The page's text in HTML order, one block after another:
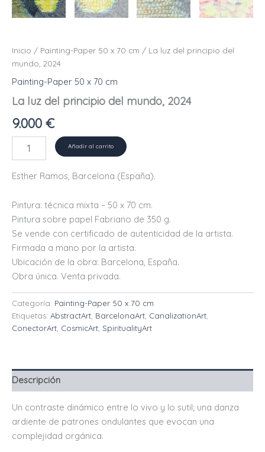
Inicio / Painting-Paper 50 x 70 cm / La luz del principio del
mundo, 2024
Painting-Paper 50 x 70 cm
La luz del principio del mundo, 2024
9.000 €
principio
mundo,
cantidad
Añadir al carrito
Esther Ramos, Barcelona (España).
Pintura: técnica mixta – 50 x 70 cm.
Pintura sobre papel Fabriano de 350 g.
Se vende con certificado de autenticidad de la artista.
Firmada a mano por la artista.
Ubicación de la obra: Barcelona, ​​España.
Obra única. Venta privada.
Categoría: Painting-Paper 50 x 70 cm
Etiquetas: AbstractArt BarcelonaArt CanalizationArt
ConectorArt CosmicArt SpiritualityArt
Descripción
Un contraste dinámico entre lo vivo y lo sutil; una danza
ardiente de patrones ondulantes que evocan una
complejidad orgánica.